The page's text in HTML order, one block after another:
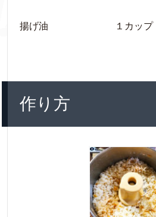
揚げ油 １カップ
作り方